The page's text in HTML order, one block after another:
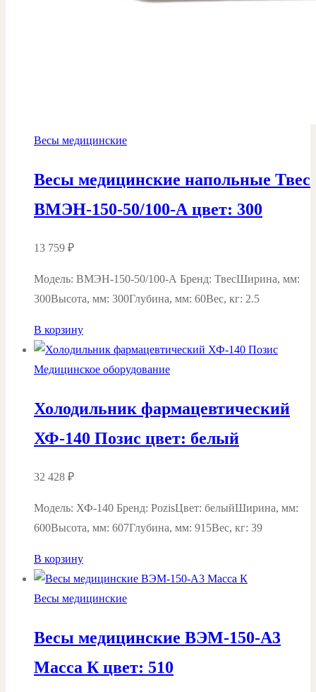
Весы медицинские
Весы медицинские напольные Твес
ВМЭН-150-50/100-А цвет: 300
13 759 ₽
Модель: ВМЭН-150-50/100-А Бренд: ТвесШирина, мм:
300Высота, мм: 300Глубина, мм: 60Вес, кг: 2.5
В корзину
Медицинское оборудование
Холодильник фармацевтический
ХФ-140 Позис цвет: белый
32 428 ₽
Модель: ХФ-140 Бренд: PozisЦвет: белыйШирина, мм:
600Высота, мм: 607Глубина, мм: 915Вес, кг: 39
В корзину
Весы медицинские
Весы медицинские ВЭМ-150-А3
Масса К цвет: 510